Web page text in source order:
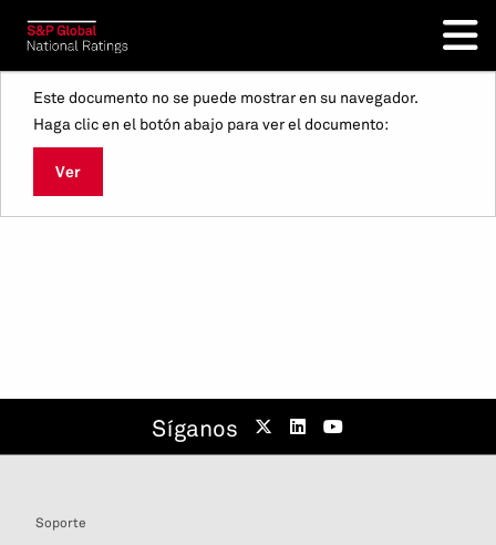
Este documento no se puede mostrar en su navegador.
Haga clic en el botón abajo para ver el documento:
Ver
Síganos
Soporte